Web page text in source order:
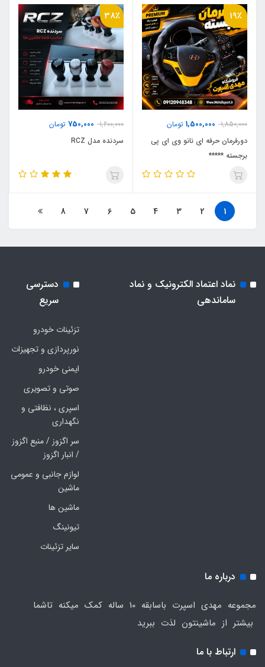
19٪
1,850,000
1,500,000 تومان
دورفرمان حرفه ای نانو وی ای پی
برجسته *****
38٪
1,200,000
750,000 تومان
سردنده مدل RCZ
1
2
3
4
5
6
7
8
نماد اعتماد الکترونیک و نماد
ساماندهی
دسترسی
سریع
تزئینات خودرو
نورپردازی و تجهیزات
ایمنی خودرو
صوتی و تصویری
اسپری ، نظافتی و
نگهداری
سر اگزوز / منبع اگزوز
/ انبار اگزوز
لوازم جانبی و عمومی
ماشین
ماشین ها
تیونینگ
سایر تزئینات
درباره ما
مجموعه مهدی اسپرت باسابقه 10 ساله کمک میکنه تاشما
بیشتر از ماشینتون لذت ببرید
ارتباط با ما